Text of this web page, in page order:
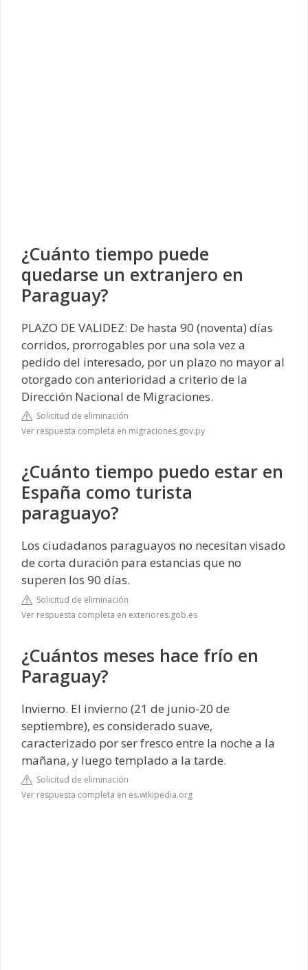
¿Cuánto tiempo puede
quedarse un extranjero en
Paraguay?
PLAZO DE VALIDEZ: De hasta 90 (noventa) días
corridos, prorrogables por una sola vez a
pedido del interesado, por un plazo no mayor al
otorgado con anterioridad a criterio de la
Dirección Nacional de Migraciones.
Solicitud de eliminación
Ver respuesta completa en migraciones.gov.py
¿Cuánto tiempo puedo estar en
España como turista
paraguayo?
Los ciudadanos paraguayos no necesitan visado
de corta duración para estancias que no
superen los 90 días.
Solicitud de eliminación
Ver respuesta completa en exteriores.gob.es
¿Cuántos meses hace frío en
Paraguay?
Invierno. El invierno (21 de junio-20 de
septiembre), es considerado suave,
caracterizado por ser fresco entre la noche a la
mañana, y luego templado a la tarde.
Solicitud de eliminación
Ver respuesta completa en es.wikipedia.org